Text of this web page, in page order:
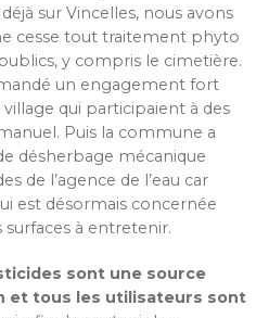
déjà sur Vincelles, nous avons
cesse tout traitement phyto
y compris le cimetière.
un engagement fort
qui participaient à des
Puis la commune a
désherbage mécanique
de l’agence de l’eau car
est désormais concernée
à entretenir.
sont une source
et tous les utilisateurs sont